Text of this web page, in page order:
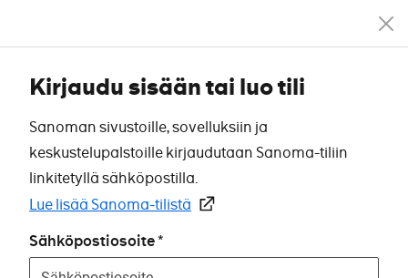
Kirjaudu sisään tai luo tili
Sanoman sivustoille, sovelluksiin ja
keskustelupalstoille kirjaudutaan Sanoma-tiliin
linkitetyllä sähköpostilla.
Lue lisää Sanoma-tilistä
Sähköpostiosoite